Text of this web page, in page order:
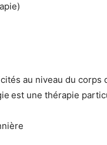
au niveau du
est une thérapie